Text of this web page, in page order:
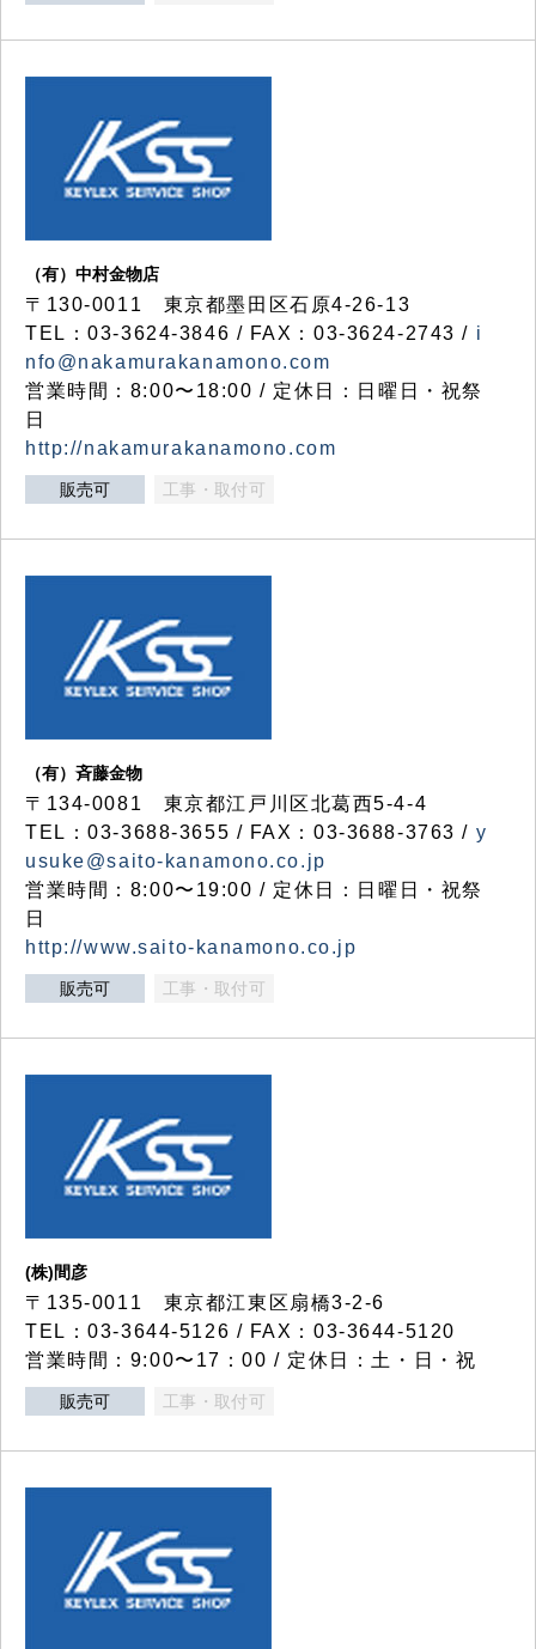
（有）中村金物店
〒130-0011 東京都墨田区石原4-26-13
TEL：03-3624-3846 / FAX：03-3624-2743 / i
nfo@nakamurakanamono.com
営業時間：8:00〜18:00 / 定休日：日曜日・祝祭
日
http://nakamurakanamono.com
販売可 工事・取付可
（有）斉藤金物
〒134-0081 東京都江戸川区北葛西5-4-4
TEL：03-3688-3655 / FAX：03-3688-3763 / y
usuke@saito-kanamono.co.jp
営業時間：8:00〜19:00 / 定休日：日曜日・祝祭
日
http://www.saito-kanamono.co.jp
販売可 工事・取付可
(株)間彦
〒135-0011 東京都江東区扇橋3-2-6
TEL：03-3644-5126 / FAX：03-3644-5120
営業時間：9:00〜17：00 / 定休日：土・日・祝
販売可 工事・取付可